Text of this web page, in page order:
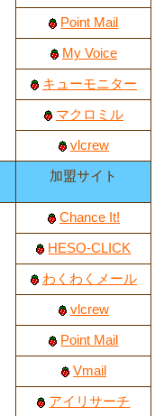
Point Mail
My Voice
キューモニター
マクロミル
vlcrew
加盟サイト
Chance It!
HESO-CLICK
わくわくメール
vlcrew
Point Mail
Vmail
アイリサーチ